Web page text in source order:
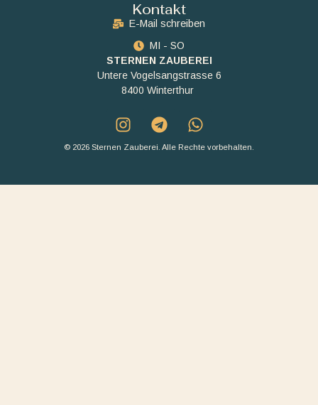
Kontakt
E-Mail schreiben
MI - SO
STERNEN ZAUBEREI
Untere Vogelsangstrasse 6
8400 Winterthur
© 2026 Sternen Zauberei. Alle Rechte vorbehalten.